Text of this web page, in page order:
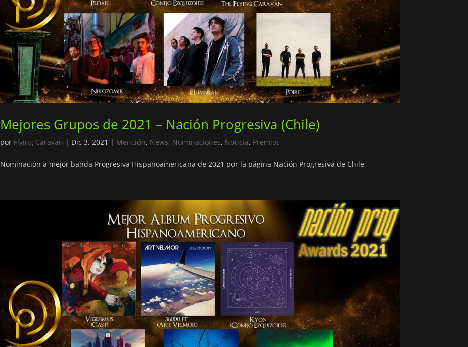
Mejores Grupos de 2021 – Nación Progresiva (Chile)
por Flying Caravan | Dic 3, 2021 | Mención, News, Nominaciones, Noticia, Premios
Nominación a mejor banda Progresiva Hispanoamericana de 2021 por la página Nación Progresiva de Chile